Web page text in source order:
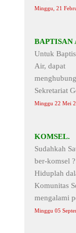
Minggu, 21
BAPTISAN
Untuk
Air, dapat
Sekretariat
Minggu 22 Mei
KOMSEL.
Sudahkah
ber-komsel ?
Hiduplah
Komunitas
mengalami
Minggu 05